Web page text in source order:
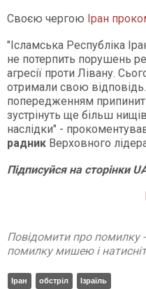
Своєю чергою Іран
"Ісламська Республіка
не потерпить порушень
агресії проти Лівану.
отримали свою
попередженням
зустрінуть ще більш
наслідки" -
радник Верховного
Підписуйся на сторінки
Повідомити про помилку
помилку мишею і
Іран обстріл Ізраїль